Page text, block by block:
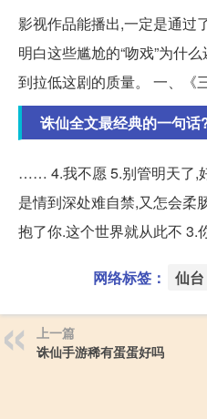
影视作品能播出,一定是通过
明白这些尴尬的“吻戏”为什
到拉低这剧的质量。 一、《
诛仙全文最经典的一句话
…… 4.我不愿 5.别管明天了,
是情到深处难自禁,又怎会柔
抱了你.这个世界就从此不 3.
网络标签： 仙台
上一篇
诛仙手游稀有蛋蛋好吗